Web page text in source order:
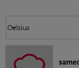
Celsius
keyboard_arrow_down